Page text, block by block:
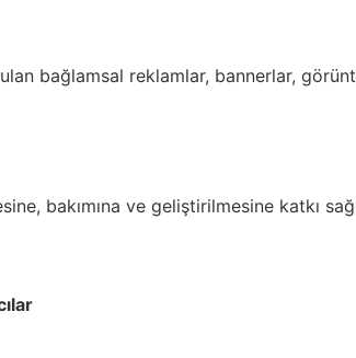
bağlamsal reklamlar, bannerlar,
bakımına ve geliştirilmesine katkı